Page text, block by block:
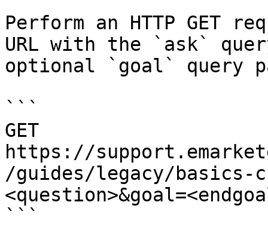
Perform an HTTP GET
URL with the `ask`
optional `goal` query
```
GET
https://
/guides/legacy/basics-
```